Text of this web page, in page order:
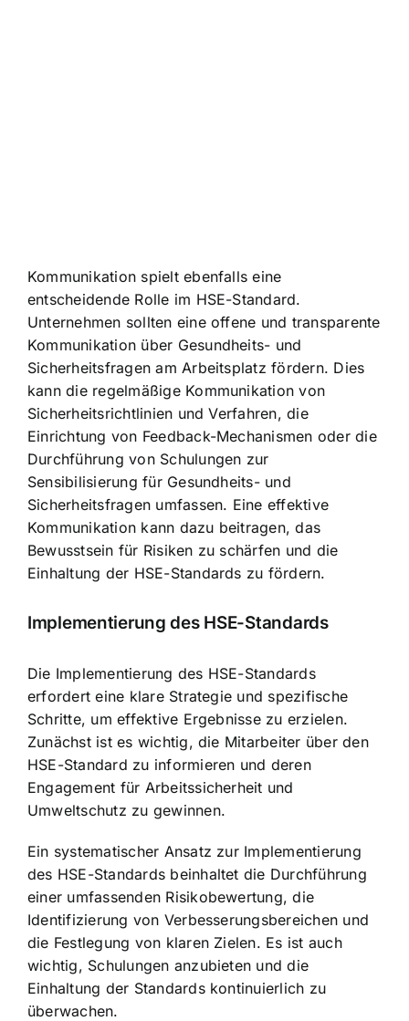
Kommunikation spielt ebenfalls eine
entscheidende Rolle im HSE-Standard.
Unternehmen sollten eine offene und transparente
Kommunikation über Gesundheits- und
Sicherheitsfragen am Arbeitsplatz fördern. Dies
kann die regelmäßige Kommunikation von
Sicherheitsrichtlinien und Verfahren, die
Einrichtung von Feedback-Mechanismen oder die
Durchführung von Schulungen zur
Sensibilisierung für Gesundheits- und
Sicherheitsfragen umfassen. Eine effektive
Kommunikation kann dazu beitragen, das
Bewusstsein für Risiken zu schärfen und die
Einhaltung der HSE-Standards zu fördern.
Implementierung des HSE-Standards
Die Implementierung des HSE-Standards
erfordert eine klare Strategie und spezifische
Schritte, um effektive Ergebnisse zu erzielen.
Zunächst ist es wichtig, die Mitarbeiter über den
HSE-Standard zu informieren und deren
Engagement für Arbeitssicherheit und
Umweltschutz zu gewinnen.
Ein systematischer Ansatz zur Implementierung
des HSE-Standards beinhaltet die Durchführung
einer umfassenden Risikobewertung, die
Identifizierung von Verbesserungsbereichen und
die Festlegung von klaren Zielen. Es ist auch
wichtig, Schulungen anzubieten und die
Einhaltung der Standards kontinuierlich zu
überwachen.